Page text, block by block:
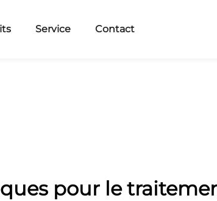
Service Contact
pour le